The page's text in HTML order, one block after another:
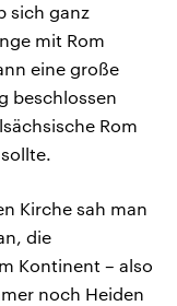
sich ganz
mit Rom
eine große
beschlossen
Rom
Kirche sah man
die
Kontinent – also
noch Heiden